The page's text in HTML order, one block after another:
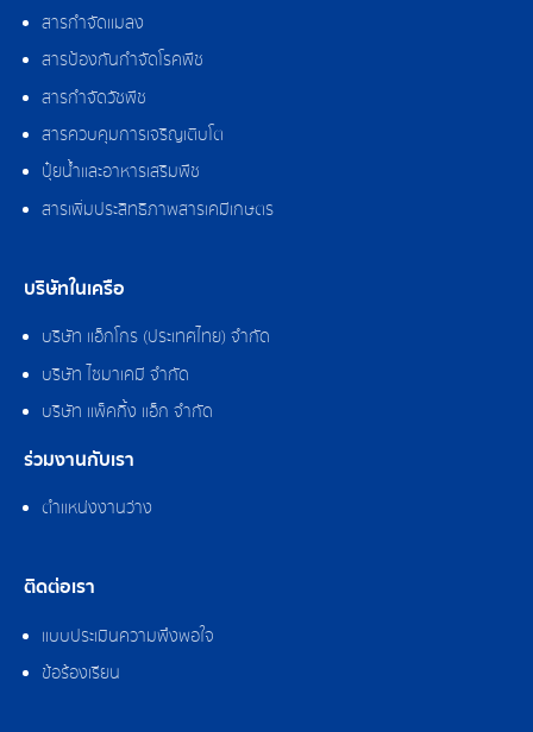
สารกำจัดแมลง
สารป้องกันกำจัดโรคพืช
สารกำจัดวัชพืช
สารควบคุมการเจริญเติบโต
ปุ๋ยน้ำและอาหารเสริมพืช
สารเพิ่มประสิทธิภาพสารเคมีเกษตร
บริษัทในเครือ
บริษัท แอ็กโกร (ประเทศไทย) จำกัด
บริษัท ไซมาเคมี จำกัด
บริษัท แพ็คกิ้ง แอ็ก จำกัด
ร่วมงานกับเรา
ตำแหน่งงานว่าง
ติดต่อเรา
แบบประเมินความพึงพอใจ
ข้อร้องเรียน